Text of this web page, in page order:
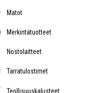
Matot
Merkintätuotteet
Nostolaitteet
Tarratulostimet
Teollisuuskalusteet